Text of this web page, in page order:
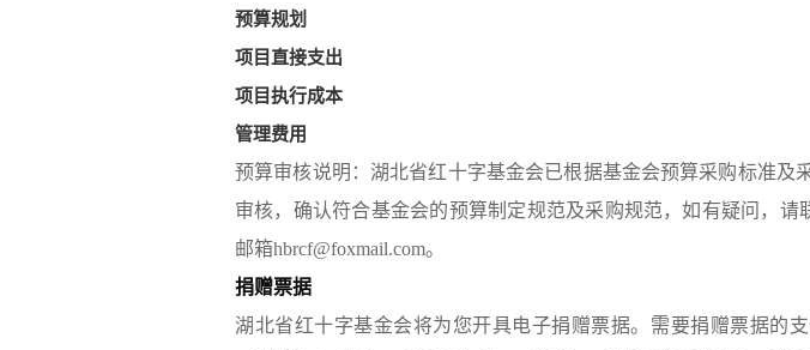
预算规划
项目直接支出
项目执行成本
管理费用
预算审核说明：湖北省红十字基金会已根据基金会预算采购标准及
审核，确认符合基金会的预算制定规范及采购规范，如有疑问，请
邮箱hbrcf@foxmail.com。
捐赠票据
湖北省红十字基金会将为您开具电子捐赠票据。需要捐赠票据的